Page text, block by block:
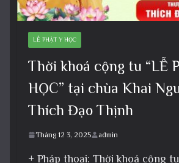
LỄ PHẬT Y HỌC
Thời khoá cộng tu “LỄ
HỌC” tại chùa Khai
Thích Đạo Thịnh
Tháng 12 3, 2025 admin
+ Pháp thoại: Thời khoá cộng